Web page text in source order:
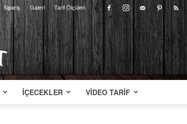
Sipariş Galeri Tarif Ölçüleri
İÇECEKLER VIDEO TARIF